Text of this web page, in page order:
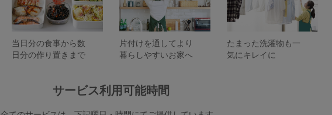
当日分の食事から数
日分の作り置きまで
片付けを通してより
暮らしやすいお家へ
たまった洗濯物も一
気にキレイに
サービス利用可能時間